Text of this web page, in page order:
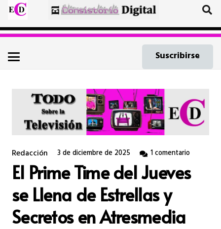
Suscribirse
Redacción 3 de diciembre de 2025 1comentario
El Prime Time del Jueves
se Llena de Estrellas y
Secretos en Atresmedia